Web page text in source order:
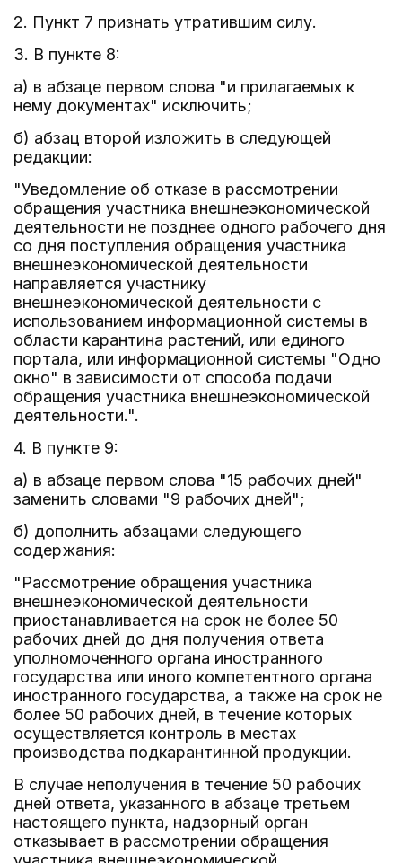
2. Пункт 7 признать утратившим силу.
3. В пункте 8:
а) в абзаце первом слова "и прилагаемых к
нему документах" исключить;
б) абзац второй изложить в следующей
редакции:
"Уведомление об отказе в рассмотрении
обращения участника внешнеэкономической
деятельности не позднее одного рабочего дня
со дня поступления обращения участника
внешнеэкономической деятельности
направляется участнику
внешнеэкономической деятельности с
использованием информационной системы в
области карантина растений, или единого
портала, или информационной системы "Одно
окно" в зависимости от способа подачи
обращения участника внешнеэкономической
деятельности.".
4. В пункте 9:
а) в абзаце первом слова "15 рабочих дней"
заменить словами "9 рабочих дней";
б) дополнить абзацами следующего
содержания:
"Рассмотрение обращения участника
внешнеэкономической деятельности
приостанавливается на срок не более 50
рабочих дней до дня получения ответа
уполномоченного органа иностранного
государства или иного компетентного органа
иностранного государства, а также на срок не
более 50 рабочих дней, в течение которых
осуществляется контроль в местах
производства подкарантинной продукции.
В случае неполучения в течение 50 рабочих
дней ответа, указанного в абзаце третьем
настоящего пункта, надзорный орган
отказывает в рассмотрении обращения